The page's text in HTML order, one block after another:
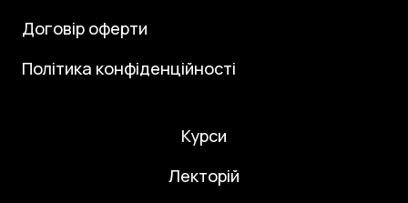
Договір оферти
Політика конфіденційності
Курси
Лекторій